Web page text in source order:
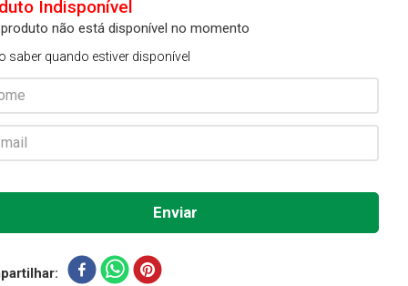
não está disponível no momento
saber quando estiver disponível